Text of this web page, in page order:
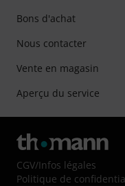
Bons d'achat
Nous contacter
Vente en magasin
Aperçu du service
CGV/Infos légales
Politique de